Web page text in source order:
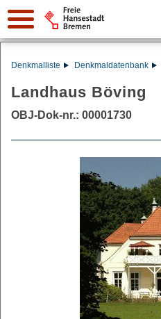
Suche:
Denkmalliste Denkmaldatenbank
Landhaus Böving
OBJ-Dok-nr.: 00001730